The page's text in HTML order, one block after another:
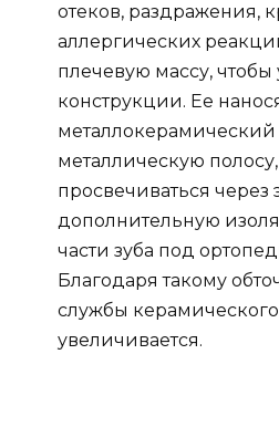
отеков, раздражения,
аллергических
плечевую массу, чтобы
конструкции. Ее
металлокерамический
металлическую
просвечиваться через
дополнительную
части зуба под
Благодаря такому
службы керамического
увеличивается.